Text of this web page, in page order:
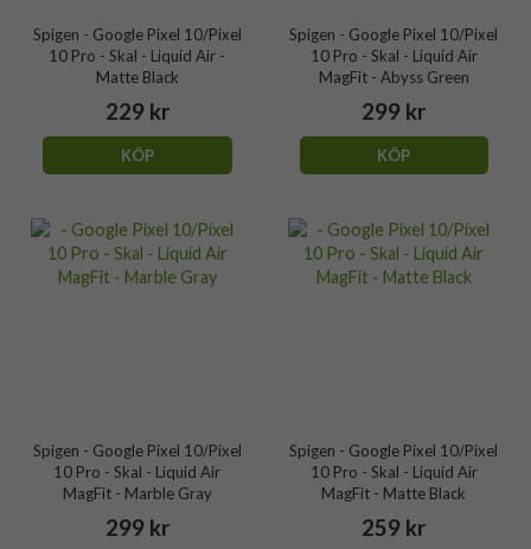
Spigen - Google Pixel 10/Pixel
10 Pro - Skal - Liquid Air -
Matte Black
229 kr
KÖP
Spigen - Google Pixel 10/Pixel
10 Pro - Skal - Liquid Air
MagFit - Abyss Green
299 kr
KÖP
Spigen - Google Pixel 10/Pixel
10 Pro - Skal - Liquid Air
MagFit - Marble Gray
299 kr
Spigen - Google Pixel 10/Pixel
10 Pro - Skal - Liquid Air
MagFit - Matte Black
259 kr